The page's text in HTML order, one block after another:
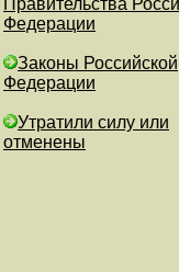
Правительства
Федерации
Законы Российской
Федерации
Утратили силу или
отменены